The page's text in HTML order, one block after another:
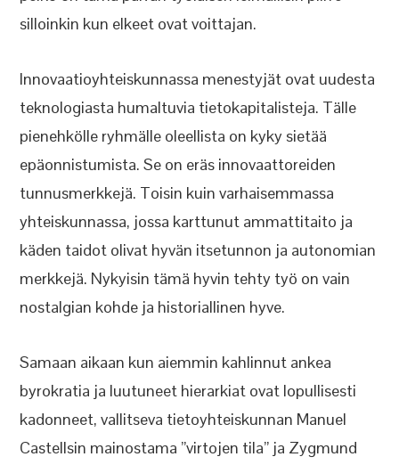
silloinkin kun elkeet ovat voittajan.
Innovaatioyhteiskunnassa menestyjät ovat uudesta
teknologiasta humaltuvia tietokapitalisteja. Tälle
pienehkölle ryhmälle oleellista on kyky sietää
epäonnistumista. Se on eräs innovaattoreiden
tunnusmerkkejä. Toisin kuin varhaisemmassa
yhteiskunnassa, jossa karttunut ammattitaito ja
käden taidot olivat hyvän itsetunnon ja autonomian
merkkejä. Nykyisin tämä hyvin tehty työ on vain
nostalgian kohde ja historiallinen hyve.
Samaan aikaan kun aiemmin kahlinnut ankea
byrokratia ja luutuneet hierarkiat ovat lopullisesti
kadonneet, vallitseva tietoyhteiskunnan Manuel
Castellsin mainostama ”virtojen tila” ja Zygmund